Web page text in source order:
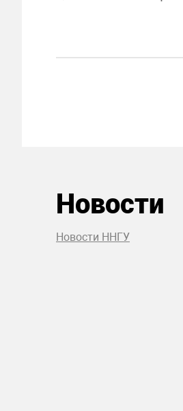
Новости
Новости ННГУ